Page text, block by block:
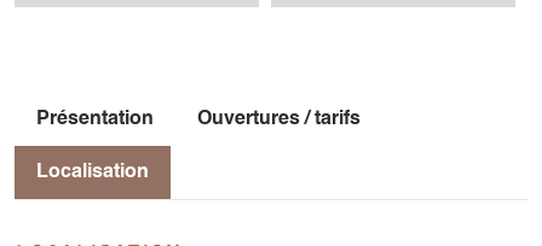
Présentation Ouvertures / tarifs
Localisation